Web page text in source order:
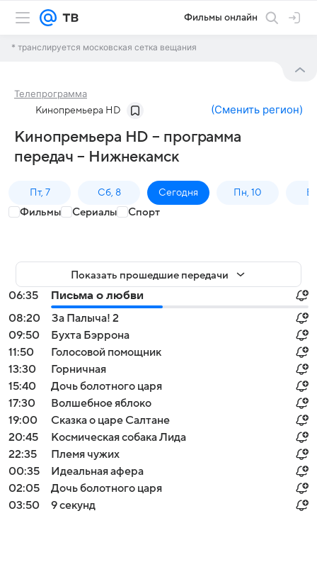
Фильмы онлайн
* транслируется московская сетка вещания
Телепрограмма
Кинопремьера HD (Сменить регион)
Кинопремьера HD – программа
передач – Нижнекамск
Пт, 7 Сб, 8 Сегодня Пн, 10
Фильмы Сериалы Спорт
Показать прошедшие передачи
06:35
Письма о любви
08:20
За Палыча! 2
09:50
Бухта Бэррона
11:50
Голосовой помощник
13:30
Горничная
15:40
Дочь болотного царя
17:30
Волшебное яблоко
19:00
Сказка о царе Салтане
20:45
Космическая собака Лида
22:35
Племя чужих
00:35
Идеальная афера
02:05
Дочь болотного царя
03:50
9 секунд